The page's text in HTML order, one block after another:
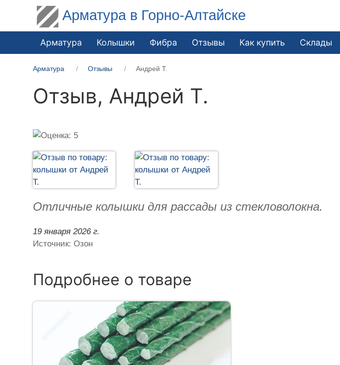
Арматура в Горно-Алтайске
Арматура Колышки Фибра Отзывы Как купить Склады
Арматура Отзывы Андрей Т.
Отзыв, Андрей Т.
Отличные колышки для рассады из стекловолокна.
19 января 2026 г.
Источник: Озон
Подробнее о товаре